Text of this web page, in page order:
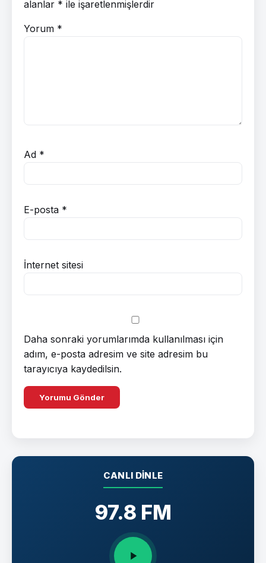
alanlar * ile işaretlenmişlerdir
Yorum *
Ad *
E-posta *
İnternet sitesi
Daha sonraki yorumlarımda kullanılması için
adım, e-posta adresim ve site adresim bu
tarayıcıya kaydedilsin.
CANLI DINLE
97.8 FM